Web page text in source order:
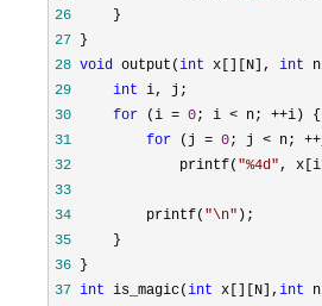
26
27
28 void output(int x[][N], int
29
int
30
for (i = 0; i < n; ++
31
for (j = 0; j < n; ++
32
             printf(
"%4d"
33
34
         printf(
"\n"
35
36
37 int is_magic(int x[][N], int